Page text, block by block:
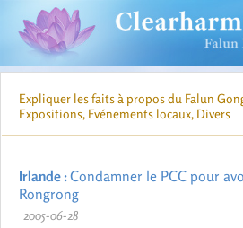
Expliquer les faits à propos du Falun
Expositions, Evénements locaux, Divers
Irlande :Condamner le PCC pour
Rongrong
2005-06-28